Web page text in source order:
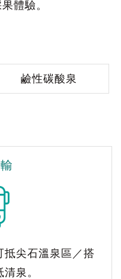
體驗。
鹼性碳酸泉
尖石溫泉區／搭
泉。